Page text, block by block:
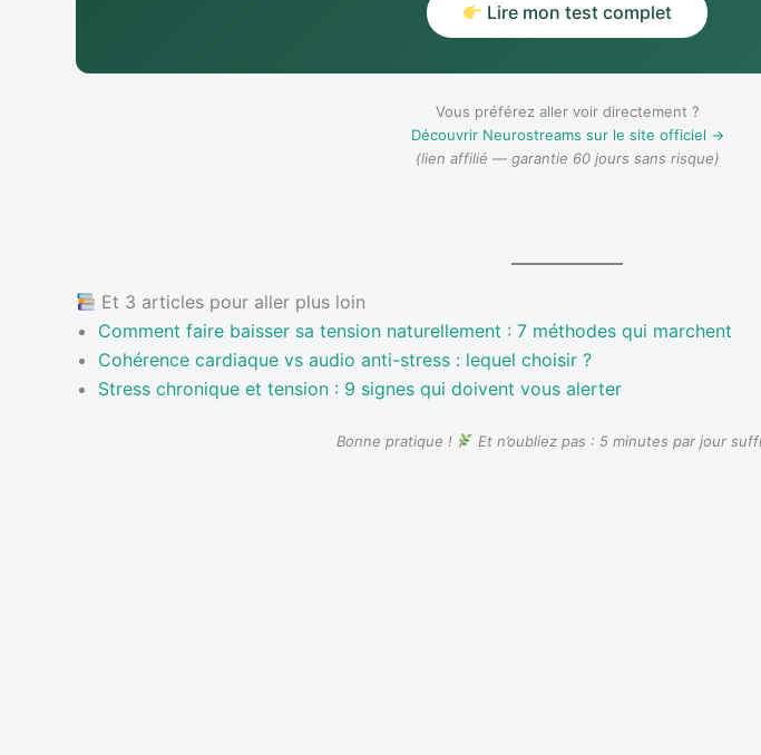
Lire mon test complet
Vous préférez aller voir directement ?
Découvrir Neurostreams sur le site officiel →
(lien affilié — garantie 60 jours sans risque)
Et 3 articles pour aller plus loin
Comment faire baisser sa tension naturellement : 7 méthodes qui marchent
Cohérence cardiaque vs audio anti-stress : lequel choisir ?
Stress chronique et tension : 9 signes qui doivent vous alerter
Bonne pratique ! Et n’oubliez pas : 5 minutes par jour